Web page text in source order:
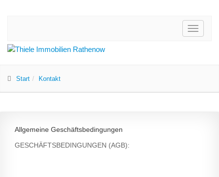
Toggle
Start Kontakt
Allgemeine Geschäftsbedingungen
GESCHÄFTSBEDINGUNGEN (AGB):